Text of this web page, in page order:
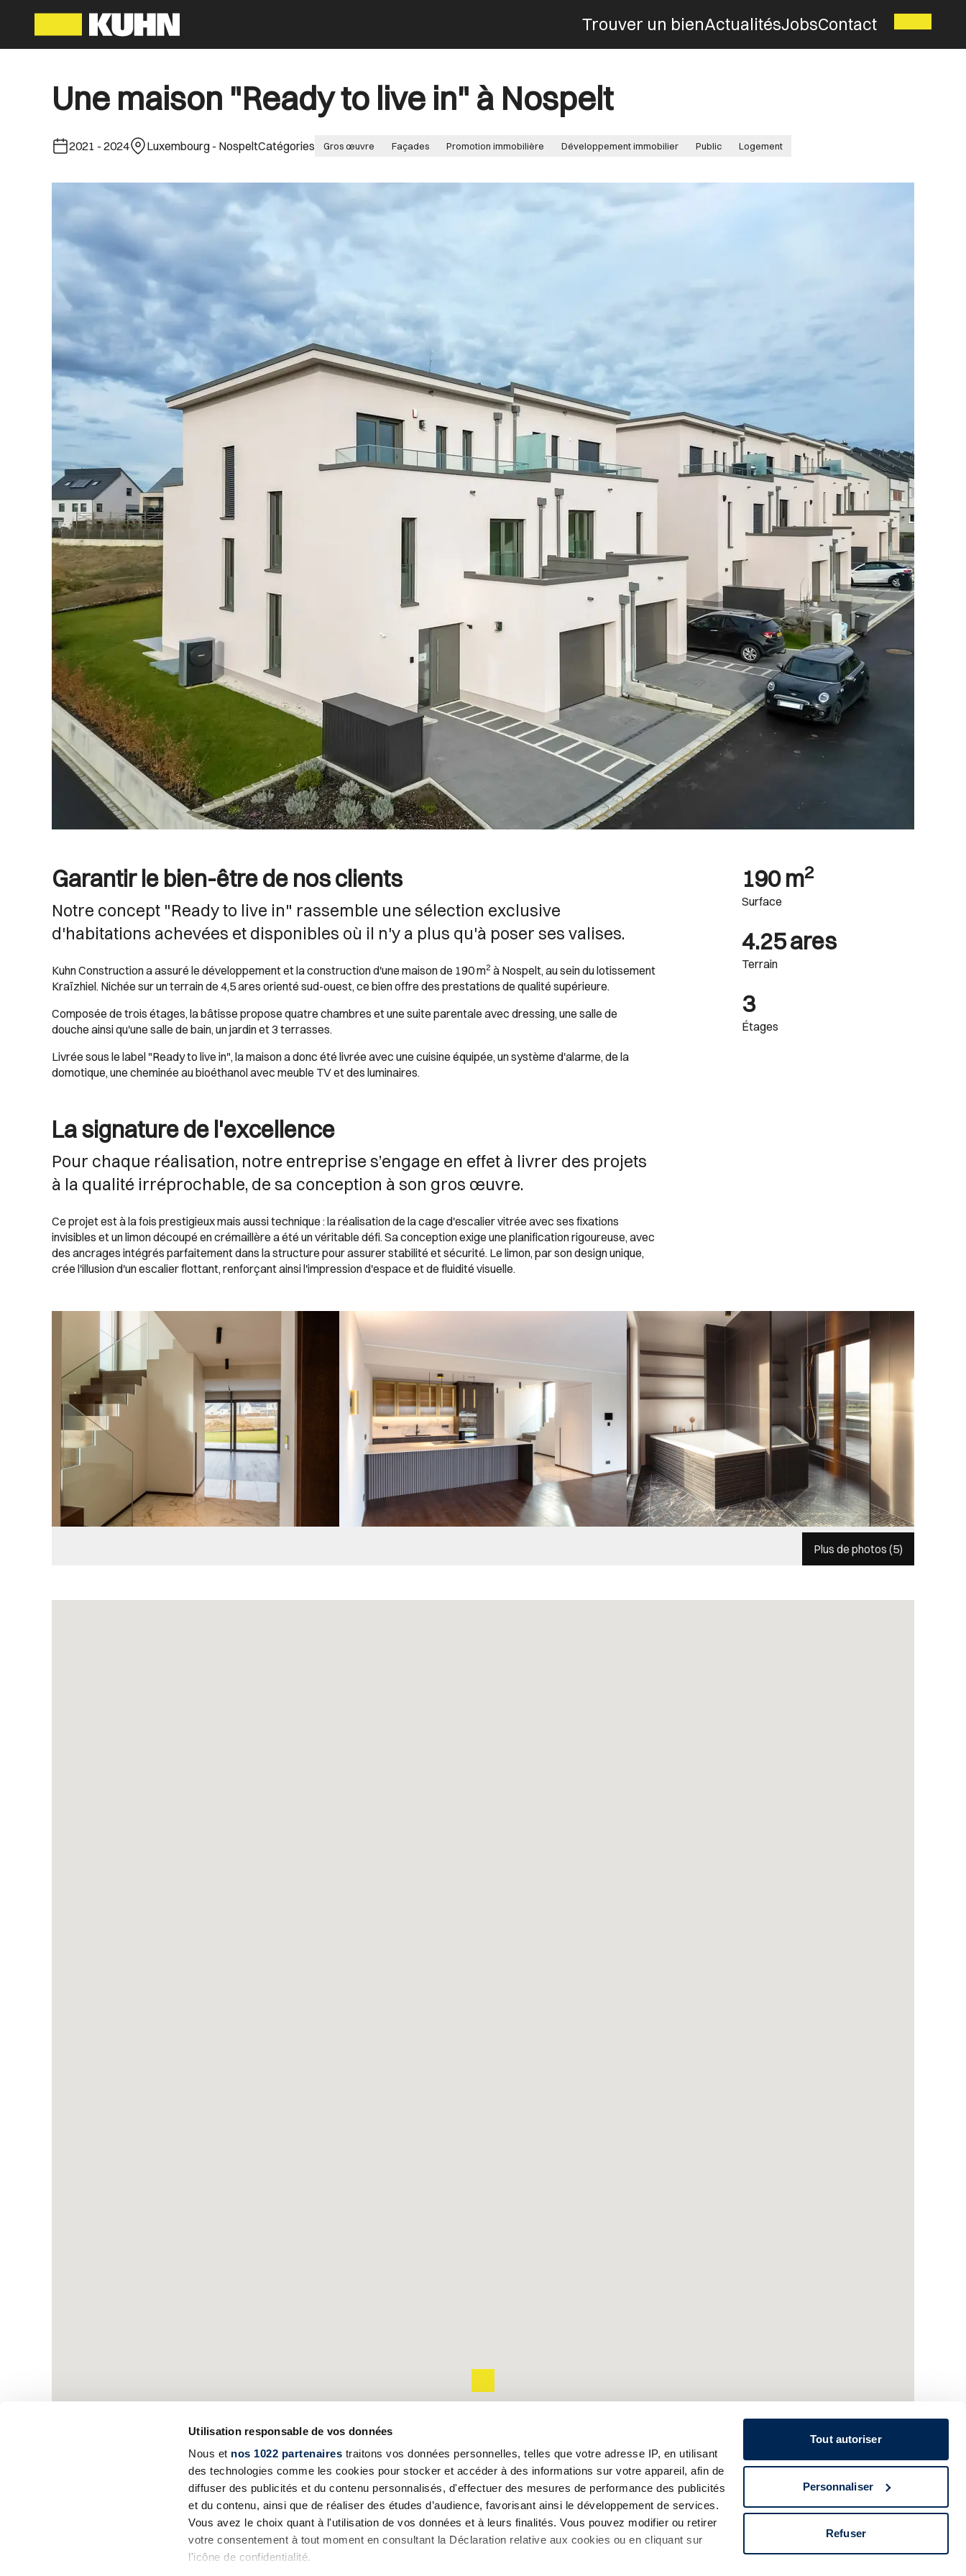
Utilisation responsable de vos données
Nous et nos 1022 partenaires traitons vos données personnelles, telles que votre adresse IP, en utilisant
des technologies comme les cookies pour stocker et accéder à des informations sur votre appareil, afin de
diffuser des publicités et du contenu personnalisés, d'effectuer des mesures de performance des publicités
et du contenu, ainsi que de réaliser des études d’audience, favorisant ainsi le développement de services.
Vous avez le choix quant à l'utilisation de vos données et à leurs finalités. Vous pouvez modifier ou retirer
votre consentement à tout moment en consultant la Déclaration relative aux cookies ou en cliquant sur
l'icône de confidentialité.
Tout autoriser
Personnaliser
Refuser
Une maison "Ready to live in" à Nospelt
2021 - 2024 Luxembourg - NospeltCatégories Gros œuvre Façades Promotion immobilière Développement immobilier Public Logement
190 m2
Surface
4.25 ares
Terrain
3
Étages
Garantir le bien-être de nos clients
Notre concept "Ready to live in" rassemble une sélection exclusive
d'habitations achevées et disponibles où il n'y a plus qu'à poser ses valises.
Kuhn Construction a assuré le développement et la construction d'une maison de 190 m2 à Nospelt, au sein du lotissement
Kraïzhiel. Nichée sur un terrain de 4,5 ares orienté sud-ouest, ce bien offre des prestations de qualité supérieure.
Composée de trois étages, la bâtisse propose quatre chambres et une suite parentale avec dressing, une salle de
douche ainsi qu'une salle de bain, un jardin et 3 terrasses.
Livrée sous le label "Ready to live in", la maison a donc été livrée avec une cuisine équipée, un système d'alarme, de la
domotique, une cheminée au bioéthanol avec meuble TV et des luminaires.
La signature de l'excellence
Pour chaque réalisation, notre entreprise s’engage en effet à livrer des projets
à la qualité irréprochable, de sa conception à son gros œuvre.
Ce projet est à la fois prestigieux mais aussi technique : la réalisation de la cage d'escalier vitrée avec ses fixations
invisibles et un limon découpé en crémaillère a été un véritable défi. Sa conception exige une planification rigoureuse, avec
des ancrages intégrés parfaitement dans la structure pour assurer stabilité et sécurité. Le limon, par son design unique,
crée l'illusion d'un escalier flottant, renforçant ainsi l'impression d'espace et de fluidité visuelle.
Plus de photos (5)
Trouver un bienActualitésJobsContact
Menu